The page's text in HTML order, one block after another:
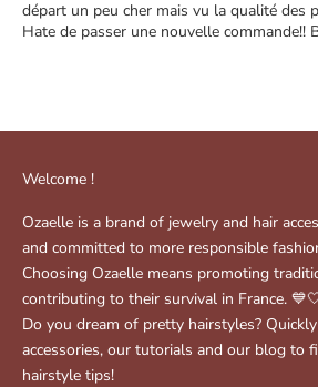
départ un peu cher mais vu la qualité des
Hate de passer une nouvelle commande!!
Welcome !
Ozaelle is a brand of jewelry and hair
and committed to more responsible
Choosing Ozaelle means promoting
contributing to their survival in France.
Do you dream of pretty hairstyles?
accessories, our tutorials and our blog to
hairstyle tips!